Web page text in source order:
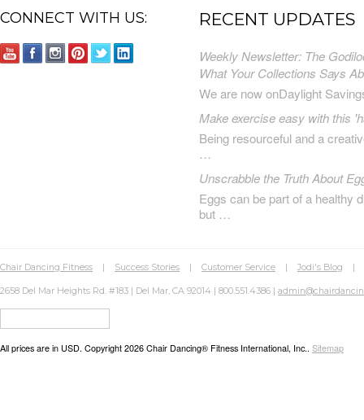
CONNECT WITH US: RECENT UPDATES
Weekly Newsletter: The
What Your Collections Says
We are now onDaylight
Make exercise easy with this
Being resourceful and a
…
Unscrabble the Truth About
Eggs can be part of a healthy
but …
Chair Dancing Fitness | Success Stories | Customer Service | Jodi's Blog |
2658 Del Mar Heights Rd. #183 | Del Mar, CA 92014 | 800.551.4386 |
All prices are in USD. Copyright 2026 Chair Dancing® Fitness International, Inc.. Sitemap